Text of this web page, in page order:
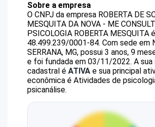
Sobre a empresa
O CNPJ da empresa ROBERTA DE
MESQUITA DA NOVA - ME
PSICOLOGIA ROBERTA MESQUITA é
48.499.239/0001-84. Com sede em
SERRANA, MG, possui 3 anos, 9
e foi fundada em 03/11/2022. A
cadastral é ATIVA e sua principal
econômica é Atividades de
psicanálise.